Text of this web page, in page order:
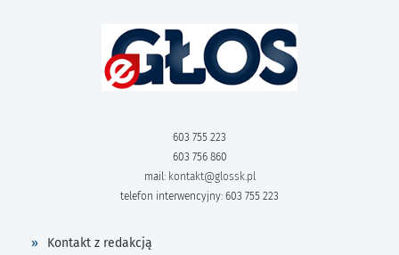
603 755 223
603 756 860
mail: kontakt@glossk.pl
telefon interwencyjny: 603 755 223
Kontakt z redakcją